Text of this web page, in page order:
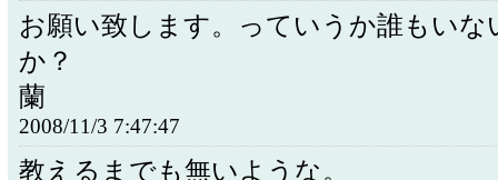
お願い致します。っていうか誰もいな
か？
蘭
2008/11/3 7:47:47
教えるまでも無いような。